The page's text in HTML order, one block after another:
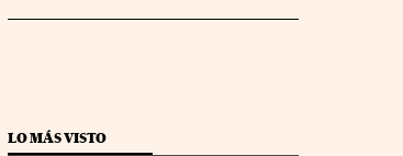
LO MÁS VISTO